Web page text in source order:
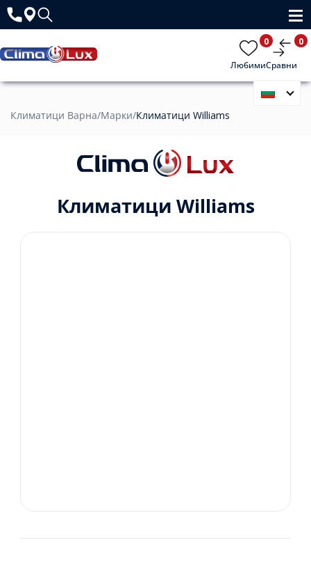
Любими
0
Сравни
0
Климатици Варна/Марки/Климатици Williams
Климатици Williams